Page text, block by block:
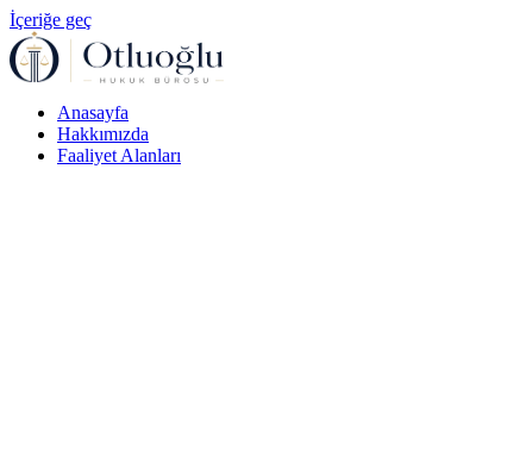
İçeriğe geç
Anasayfa
Hakkımızda
Faaliyet Alanları